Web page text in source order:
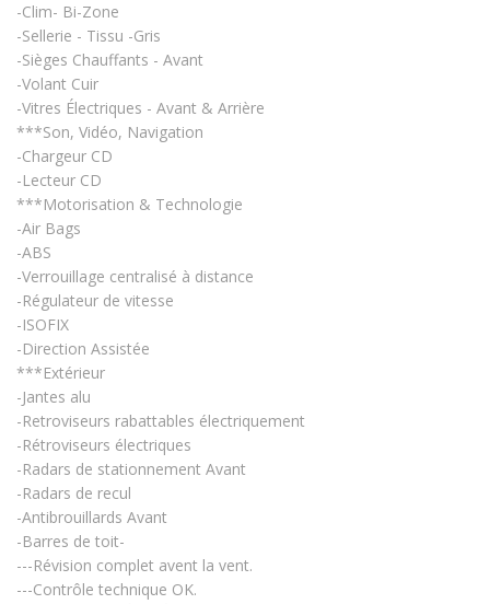
-Clim- Bi-Zone
-Sellerie - Tissu -Gris
-Sièges Chauffants - Avant
-Volant Cuir
-Vitres Électriques - Avant & Arrière
***Son, Vidéo, Navigation
-Chargeur CD
-Lecteur CD
***Motorisation & Technologie
-Air Bags
-ABS
-Verrouillage centralisé à distance
-Régulateur de vitesse
-ISOFIX
-Direction Assistée
***Extérieur
-Jantes alu
-Retroviseurs rabattables électriquement
-Rétroviseurs électriques
-Radars de stationnement Avant
-Radars de recul
-Antibrouillards Avant
-Barres de toit-
---Révision complet avent la vent.
---Contrôle technique OK.